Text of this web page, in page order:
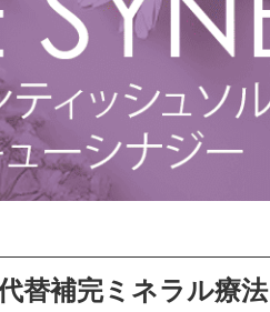
替補完ミネラル療法